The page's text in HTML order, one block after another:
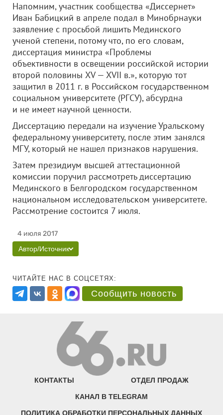
Напомним, участник сообщества «Диссернет»
Иван Бабицкий в апреле подал в Минобрнауки
заявление с просьбой лишить Мединского
ученой степени, потому что, по его словам,
диссертация министра «Проблемы
объективности в освещении российской истории
второй половины XV — XVII в.», которую тот
защитил в 2011 г. в Российском государственном
социальном университете (РГСУ), абсурдна
и не имеет научной ценности.
Диссертацию передали на изучение Уральскому
федеральному университету, после этим занялся
МГУ, который не нашел признаков нарушения.
Затем президиум высшей аттестационной
комиссии поручил рассмотреть диссертацию
Мединского в Белгородском государственном
национальном исследовательском университете.
Рассмотрение состоится 7 июля.
4 июля 2017
Автор/Источник
ЧИТАЙТЕ НАС В СОЦСЕТЯХ:
Сообщить новость
КОНТАКТЫ ОТДЕЛ ПРОДАЖ
КАНАЛ В TELEGRAM
ПОЛИТИКА ОБРАБОТКИ ПЕРСОНАЛЬНЫХ ДАННЫХ